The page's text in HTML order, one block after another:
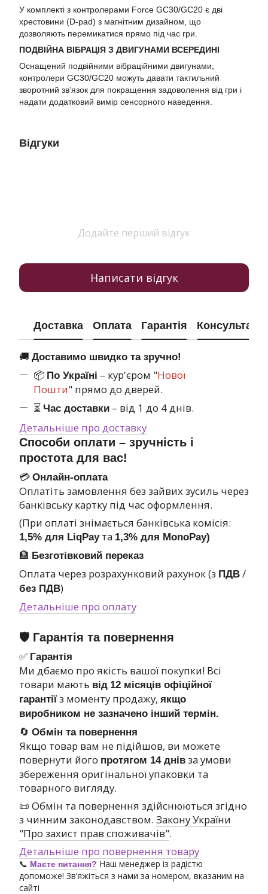
У комплекті з контролерами Force GC30/GC20 є дві
хрестовини (D-pad) з магнітним дизайном, що
дозволяють перемикатися прямо під час гри.
ПОДВІЙНА ВІБРАЦІЯ З ДВИГУНАМИ ВСЕРЕДИНІ
Оснащений подвійними вібраційними двигунами,
контролери GC30/GC20 можуть давати тактильний
зворотний зв’язок для покращення задоволення від гри і
надати додатковий вимір сенсорного наведення.
Відгуки
Додайте перший відгук
Написати відгук
Доставка Оплата Гарантія Консультація
🚚 Доставимо швидко та зручно!
📦 По Україні – кур'єром "Нової
Пошти" прямо до дверей.
⏳ Час доставки – від 1 до 4 днів.
Детальніше про доставку
Способи оплати – зручність і
простота для вас!
💳 Онлайн-оплата
Оплатіть замовлення без зайвих зусиль через
банківську картку під час оформлення.
(При оплаті знімається банківська комісія:
1,5% для LiqPayта 1,3% для MonoPay)
🏦 Безготівковий переказ
Оплата через розрахунковий рахунок (з ПДВ /
без ПДВ)
Детальніше про оплату
🛡 Гарантія та повернення
✅ Гарантія
Ми дбаємо про якість вашої покупки! Всі
товари мають від 12 місяців офіційної
гарантії з моменту продажу, якщо
виробником не зазначено інший термін.
🔄 Обмін та повернення
Якщо товар вам не підійшов, ви можете
повернути його протягом 14 днів за умови
збереження оригінальної упаковки та
товарного вигляду.
📜 Обмін та повернення здійснюються згідно
з чинним законодавством. Закону України
"Про захист прав споживачів".
Детальніше про повернення товару
📞 Маєте питання? Наш менеджер із радістю
допоможе! Зв’яжіться з нами за номером, вказаним на
сайті